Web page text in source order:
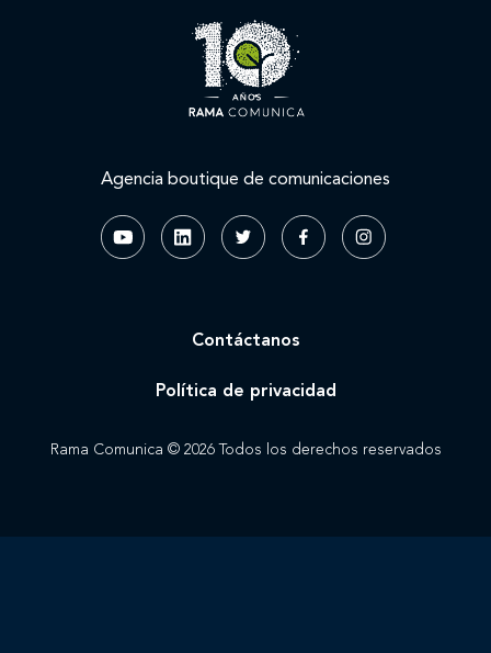
Agencia boutique de comunicaciones
Rama Comunica © 2026 Todos los derechos reservados
Contáctanos
Política de privacidad